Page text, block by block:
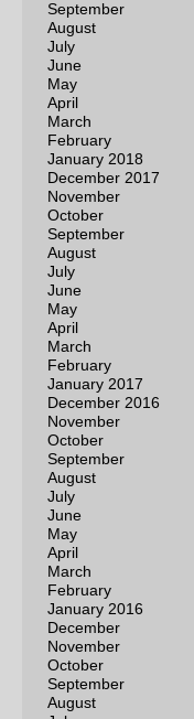
September
August
July
June
May
April
March
February
January 2018
December 2017
November
October
September
August
July
June
May
April
March
February
January 2017
December 2016
November
October
September
August
July
June
May
April
March
February
January 2016
December
November
October
September
August